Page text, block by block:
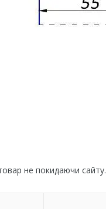
не покидаючи сайту.